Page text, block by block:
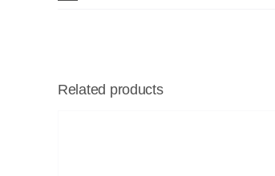
Related products